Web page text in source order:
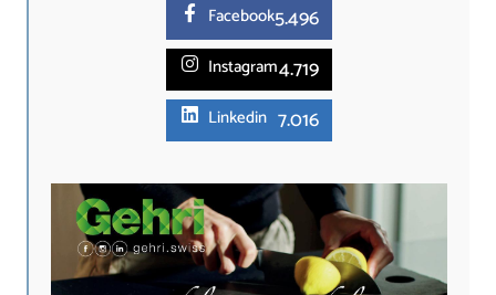
Facebook5.496
Instagram4.719
Linkedin 7.016